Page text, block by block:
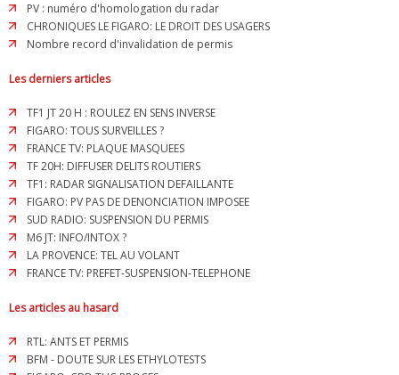
PV : numéro d'homologation du radar
CHRONIQUES LE FIGARO: LE DROIT DES USAGERS
Nombre record d'invalidation de permis
Les derniers articles
TF1 JT 20 H : ROULEZ EN SENS INVERSE
FIGARO: TOUS SURVEILLES ?
FRANCE TV: PLAQUE MASQUEES
TF 20H: DIFFUSER DELITS ROUTIERS
TF1: RADAR SIGNALISATION DEFAILLANTE
FIGARO: PV PAS DE DENONCIATION IMPOSEE
SUD RADIO: SUSPENSION DU PERMIS
M6 JT: INFO/INTOX ?
LA PROVENCE: TEL AU VOLANT
FRANCE TV: PREFET-SUSPENSION-TELEPHONE
Les articles au hasard
RTL: ANTS ET PERMIS
BFM - DOUTE SUR LES ETHYLOTESTS